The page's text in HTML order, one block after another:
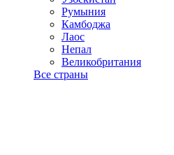
Румыния
Камбоджа
Лаос
Непал
Великобритания
Все страны